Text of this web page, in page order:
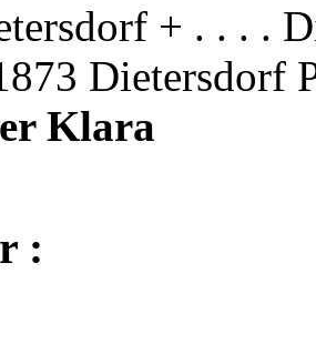
+ . . . .
Dietersdorf
Klara
: